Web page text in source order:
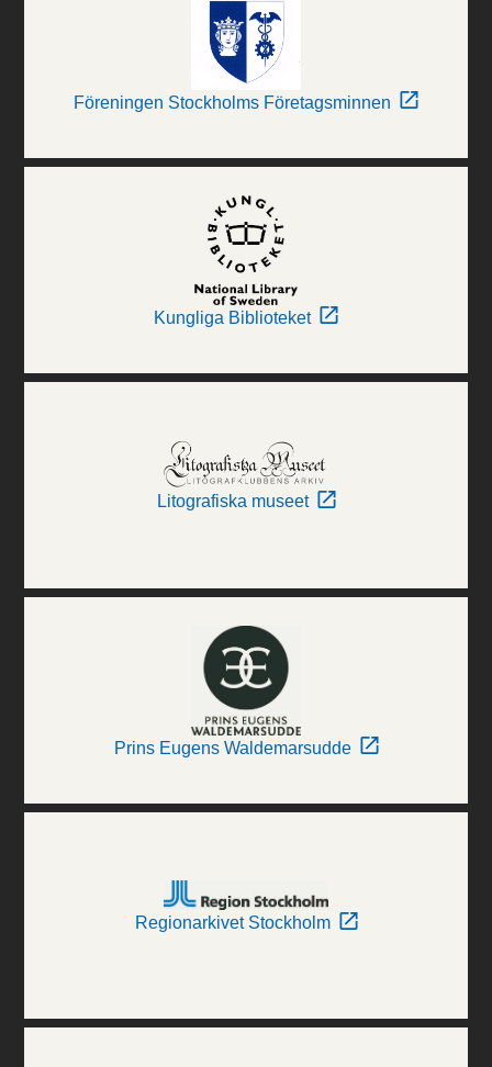
Föreningen Stockholms Företagsminnen
Kungliga Biblioteket
Litografiska museet
Prins Eugens Waldemarsudde
Regionarkivet Stockholm